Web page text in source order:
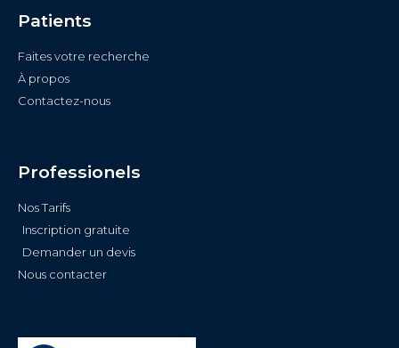
Patients
Faites votre recherche
À propos
Contactez-nous
Professionels
Nos Tarifs
Inscription gratuite
Demander un devis
Nous contacter